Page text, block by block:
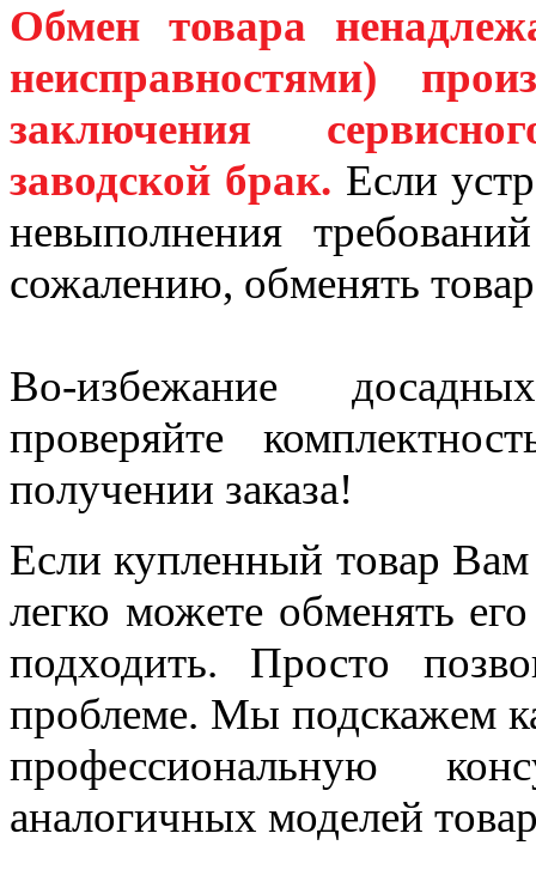
Обмен товара
неисправностями)
заключения
заводской брак. Если
невыполнения
сожалению, обменять
Во-избежание
проверяйте
получении заказа!
Если купленный товар
легко можете обменять
подходить. Просто
проблеме. Мы подскажем
профессиональную
аналогичных моделей